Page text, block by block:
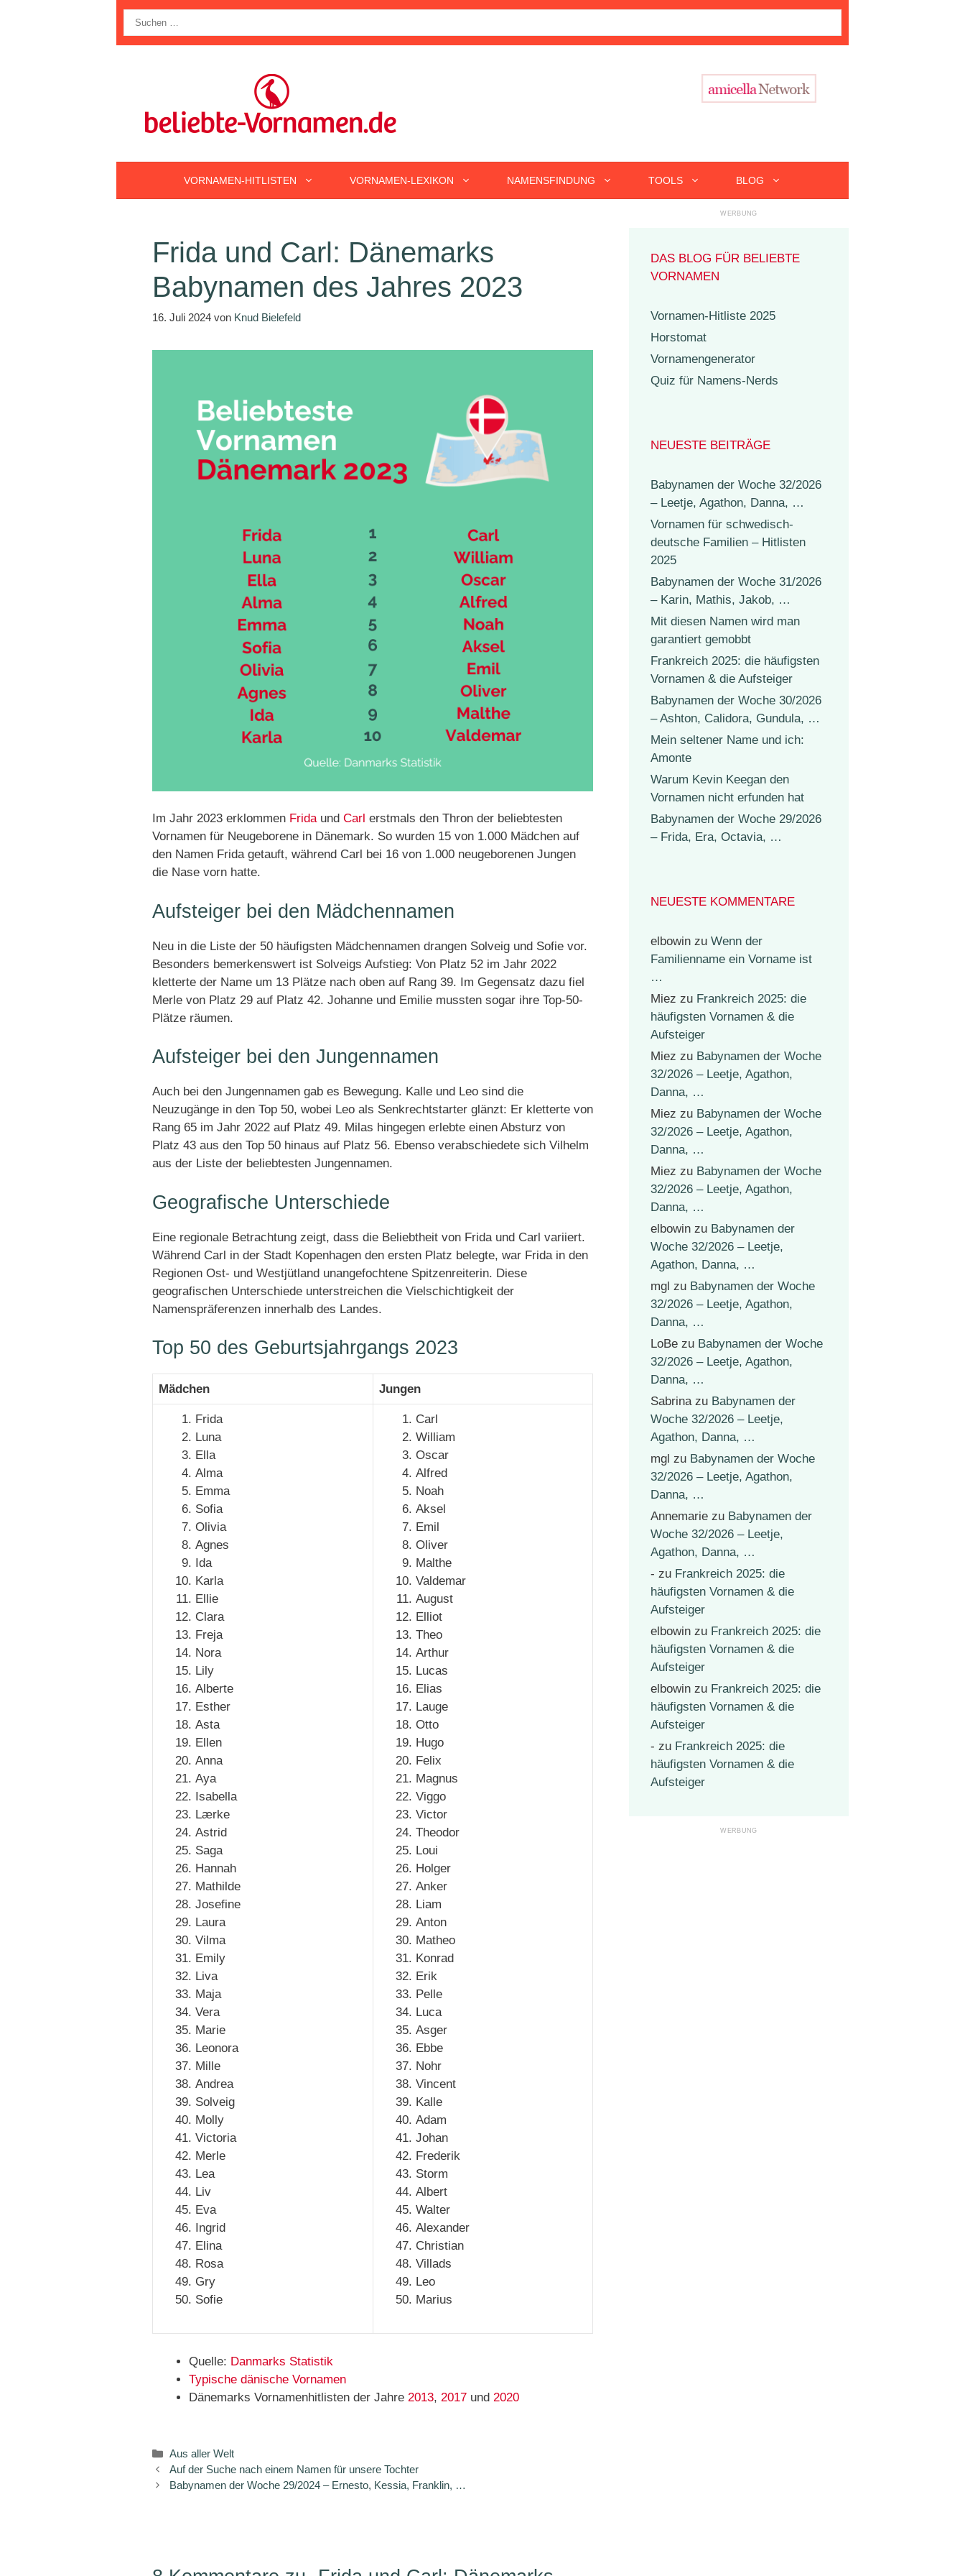
nach:
VORNAMEN-HITLISTEN VORNAMEN-LEXIKON NAMENSFINDUNG TOOLS BLOG
Frida und Carl: Dänemarks
Babynamen des Jahres 2023
16. Juli 2024 von Knud Bielefeld
Im Jahr 2023 erklommen Fridaund Carl erstmals den Thron der beliebtesten
Vornamen für Neugeborene in Dänemark. So wurden 15 von 1.000 Mädchen auf
den Namen Frida getauft, während Carl bei 16 von 1.000 neugeborenen Jungen
die Nase vorn hatte.
Aufsteiger bei den Mädchennamen
Neu in die Liste der 50 häufigsten Mädchennamen drangen Solveig und Sofie vor.
Besonders bemerkenswert ist Solveigs Aufstieg: Von Platz 52 im Jahr 2022
kletterte der Name um 13 Plätze nach oben auf Rang 39. Im Gegensatz dazu fiel
Merle von Platz 29 auf Platz 42. Johanne und Emilie mussten sogar ihre Top-50-
Plätze räumen.
Aufsteiger bei den Jungennamen
Auch bei den Jungennamen gab es Bewegung. Kalle und Leo sind die
Neuzugänge in den Top 50, wobei Leo als Senkrechtstarter glänzt: Er kletterte von
Rang 65 im Jahr 2022 auf Platz 49. Milas hingegen erlebte einen Absturz von
Platz 43 aus den Top 50 hinaus auf Platz 56. Ebenso verabschiedete sich Vilhelm
aus der Liste der beliebtesten Jungennamen.
Geografische Unterschiede
Eine regionale Betrachtung zeigt, dass die Beliebtheit von Frida und Carl variiert.
Während Carl in der Stadt Kopenhagen den ersten Platz belegte, war Frida in den
Regionen Ost- und Westjütland unangefochtene Spitzenreiterin. Diese
geografischen Unterschiede unterstreichen die Vielschichtigkeit der
Namenspräferenzen innerhalb des Landes.
Top 50 des Geburtsjahrgangs 2023
Mädchen Jungen
Frida
Luna
Ella
Alma
Emma
Sofia
Olivia
Agnes
Ida
Karla
Ellie
Clara
Freja
Nora
Lily
Alberte
Esther
Asta
Ellen
Anna
Aya
Isabella
Lærke
Astrid
Saga
Hannah
Mathilde
Josefine
Laura
Vilma
Emily
Liva
Maja
Vera
Marie
Leonora
Mille
Andrea
Solveig
Molly
Victoria
Merle
Lea
Liv
Eva
Ingrid
Elina
Rosa
Gry
Sofie
Carl
William
Oscar
Alfred
Noah
Aksel
Emil
Oliver
Malthe
Valdemar
August
Elliot
Theo
Arthur
Lucas
Elias
Lauge
Otto
Hugo
Felix
Magnus
Viggo
Victor
Theodor
Loui
Holger
Anker
Liam
Anton
Matheo
Konrad
Erik
Pelle
Luca
Asger
Ebbe
Nohr
Vincent
Kalle
Adam
Johan
Frederik
Storm
Albert
Walter
Alexander
Christian
Villads
Leo
Marius
Quelle: Danmarks Statistik
Typische dänische Vornamen
Dänemarks Vornamenhitlisten der Jahre 2013, 2017 und 2020
Kategorien
Aus aller Welt
Auf der Suche nach einem Namen für unsere Tochter
Babynamen der Woche 29/2024 – Ernesto, Kessia, Franklin, …
DAS BLOG FÜR BELIEBTE
VORNAMEN
Vornamen-Hitliste 2025
Horstomat
Vornamengenerator
Quiz für Namens-Nerds
NEUESTE BEITRÄGE
Babynamen der Woche 32/2026
– Leetje, Agathon, Danna, …
Vornamen für schwedisch-
deutsche Familien – Hitlisten
2025
Babynamen der Woche 31/2026
– Karin, Mathis, Jakob, …
Mit diesen Namen wird man
garantiert gemobbt
Frankreich 2025: die häufigsten
Vornamen & die Aufsteiger
Babynamen der Woche 30/2026
– Ashton, Calidora, Gundula, …
Mein seltener Name und ich:
Amonte
Warum Kevin Keegan den
Vornamen nicht erfunden hat
Babynamen der Woche 29/2026
– Frida, Era, Octavia, …
NEUESTE KOMMENTARE
elbowin zu Wenn der
Familienname ein Vorname ist
…
Miez zu Frankreich 2025: die
häufigsten Vornamen & die
Aufsteiger
Miez zu Babynamen der Woche
32/2026 – Leetje, Agathon,
Danna, …
Miez zu Babynamen der Woche
32/2026 – Leetje, Agathon,
Danna, …
Miez zu Babynamen der Woche
32/2026 – Leetje, Agathon,
Danna, …
elbowin zu Babynamen der
Woche 32/2026 – Leetje,
Agathon, Danna, …
mgl zu Babynamen der Woche
32/2026 – Leetje, Agathon,
Danna, …
LoBe zu Babynamen der Woche
32/2026 – Leetje, Agathon,
Danna, …
Sabrinazu Babynamen der
Woche 32/2026 – Leetje,
Agathon, Danna, …
mgl zu Babynamen der Woche
32/2026 – Leetje, Agathon,
Danna, …
Annemarie zu Babynamen der
Woche 32/2026 – Leetje,
Agathon, Danna, …
- zu Frankreich 2025: die
häufigsten Vornamen & die
Aufsteiger
elbowin zu Frankreich 2025: die
häufigsten Vornamen & die
Aufsteiger
elbowin zu Frankreich 2025: die
häufigsten Vornamen & die
Aufsteiger
- zu Frankreich 2025: die
häufigsten Vornamen & die
Aufsteiger